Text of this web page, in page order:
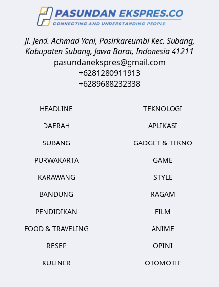
Jl. Jend. Achmad Yani, Pasirkareumbi Kec. Subang,
Kabupaten Subang, Jawa Barat,Indonesia41211
pasundanekspres@gmail.com
+6281280911913
+6289688232338
HEADLINE
DAERAH
SUBANG
PURWAKARTA
KARAWANG
BANDUNG
PENDIDIKAN
FOOD & TRAVELING
RESEP
KULINER
TEKNOLOGI
APLIKASI
GADGET & TEKNO
GAME
STYLE
RAGAM
FILM
ANIME
OPINI
OTOMOTIF